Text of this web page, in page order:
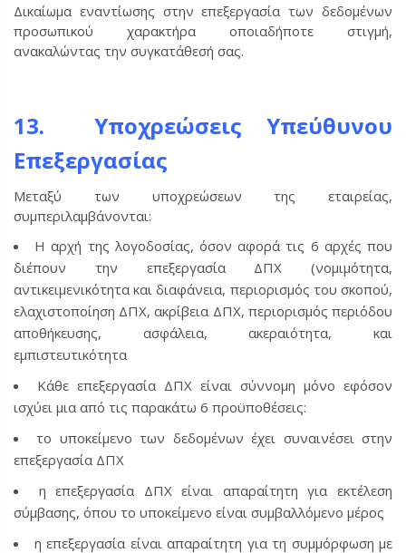
Δικαίωμα εναντίωσης στην επεξεργασία των δεδομένων
προσωπικού χαρακτήρα οποιαδήποτε στιγμή,
ανακαλώντας την συγκατάθεσή σας.
13. Υποχρεώσεις Υπεύθυνου
Επεξεργασίας
Μεταξύ των υποχρεώσεων της εταιρείας,
συμπεριλαμβάνονται:
Η αρχή της λογοδοσίας, όσον αφορά τις 6 αρχές που
διέπουν την επεξεργασία ΔΠΧ (νομιμότητα,
αντικειμενικότητα και διαφάνεια, περιορισμός του σκοπού,
ελαχιστοποίηση ΔΠΧ, ακρίβεια ΔΠΧ, περιορισμός περιόδου
αποθήκευσης, ασφάλεια, ακεραιότητα, και
εμπιστευτικότητα
Κάθε επεξεργασία ΔΠΧ είναι σύννομη μόνο εφόσον
ισχύει μια από τις παρακάτω 6 προϋποθέσεις:
το υποκείμενο των δεδομένων έχει συναινέσει στην
επεξεργασία ΔΠΧ
η επεξεργασία ΔΠΧ είναι απαραίτητη για εκτέλεση
σύμβασης, όπου το υποκείμενο είναι συμβαλλόμενο μέρος
η επεξεργασία είναι απαραίτητη για τη συμμόρφωση με